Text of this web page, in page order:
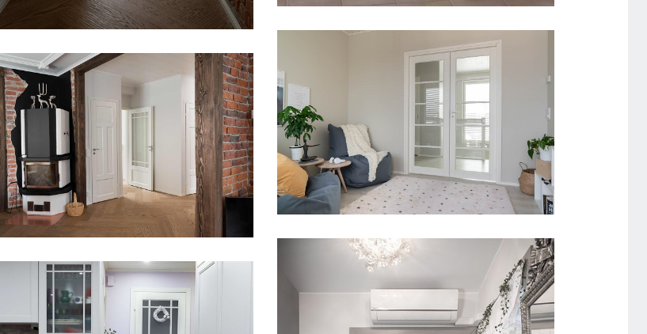
SISEUKS CRAFT 124
SISEUKSED CRAFT 124
CRAFT 129 PAARISUKS
SISEUKSED CRAFT 130 JA
CRAFT 124